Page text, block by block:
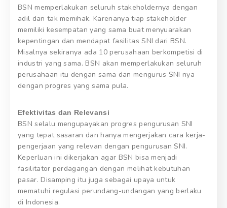
BSN memperlakukan seluruh stakeholdernya dengan
adil dan tak memihak. Karenanya tiap stakeholder
memiliki kesempatan yang sama buat menyuarakan
kepentingan dan mendapat fasilitas SNI dari BSN.
Misalnya sekiranya ada 10 perusahaan berkompetisi di
industri yang sama. BSN akan memperlakukan seluruh
perusahaan itu dengan sama dan mengurus SNI nya
dengan progres yang sama pula.
Efektivitas dan Relevansi
BSN selalu mengupayakan progres pengurusan SNI
yang tepat sasaran dan hanya mengerjakan cara kerja-
pengerjaan yang relevan dengan pengurusan SNI.
Keperluan ini dikerjakan agar BSN bisa menjadi
fasilitator perdagangan dengan melihat kebutuhan
pasar. Disamping itu juga sebagai upaya untuk
mematuhi regulasi perundang-undangan yang berlaku
di Indonesia.